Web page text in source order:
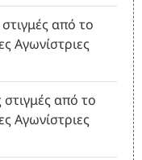
από το
Αγωνίστριες
από το
Αγωνίστριες